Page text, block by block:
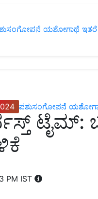
ಯಶೋಗಾಥೆ ಇತರೆ
ಪಶುಸಂಗೋಪನೆ
ಟೈಮ್‌:
PM IST